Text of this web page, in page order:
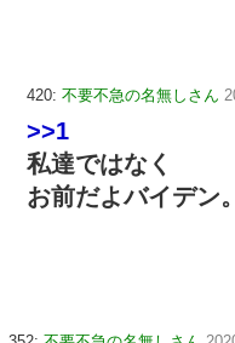
420: 不要不急の名無しさん
>>1
私達ではなく
お前だよバイデン。